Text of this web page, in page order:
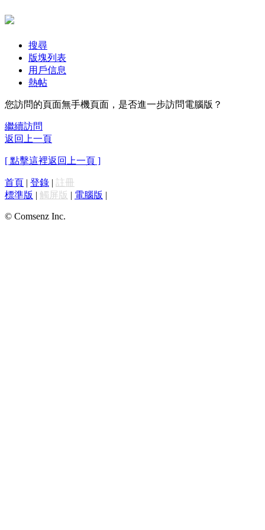
搜尋
版塊列表
用戶信息
熱帖
您訪問的頁面無手機頁面，是否進一步訪問電腦版？
繼續訪問
返回上一頁
[ 點擊這裡返回上一頁 ]
首頁 | 登錄 | 註冊
標準版 | 觸屏版 | 電腦版 |
© Comsenz Inc.